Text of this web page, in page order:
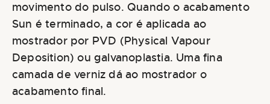
movimento do pulso. Quando o acabamento
Sun é terminado, a cor é aplicada ao
mostrador por PVD (Physical Vapour
Deposition) ou galvanoplastia. Uma fina
camada de verniz dá ao mostrador o
acabamento final.